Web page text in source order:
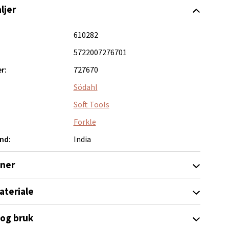
610282
5722007276701
727670
Södahl
Soft Tools
Forkle
India
bruk